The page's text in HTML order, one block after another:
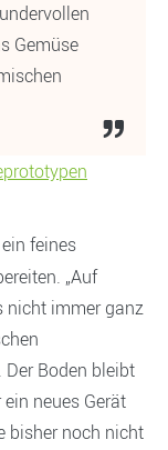
Gemüse
feines
„Auf
nicht immer ganz
Der Boden bleibt
neues Gerät
bisher noch nicht